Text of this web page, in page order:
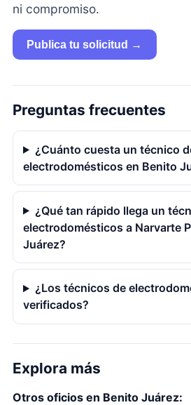
ni compromiso.
Publica tu solicitud →
Preguntas frecuentes
¿Cuánto cuesta un técnico
electrodomésticos en Benito
¿Qué tan rápido llega un
electrodomésticos a Narvarte
Juárez?
¿Los técnicos de
verificados?
Explora más
Otros oficios en Benito Juárez: